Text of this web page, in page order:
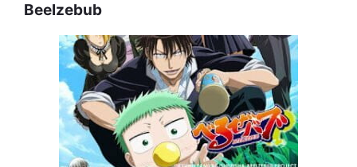
Beelzebub